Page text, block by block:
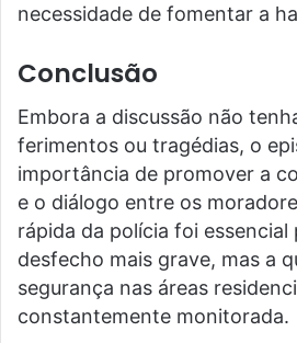
necessidade de fomentar a
Conclusão
Embora a discussão não
ferimentos ou tragédias, o
importância de promover a
e o diálogo entre os
rápida da polícia foi essencial
desfecho mais grave, mas a
segurança nas áreas
constantemente monitorada.